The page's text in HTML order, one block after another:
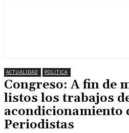
ACTUALIDAD POLITICA
Congreso: A fin de
listos los trabajos
acondicionamiento
Periodistas